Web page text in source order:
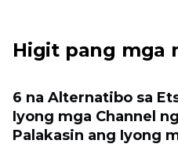
Higit pang mga
6 na Alternatibo sa
Iyong mga Channel
Palakasin ang Iyong